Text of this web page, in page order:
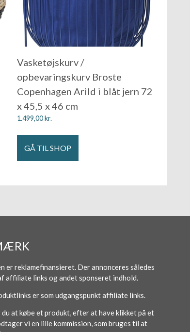
Vasketøjskurv /
opbevaringskurv Broste
Copenhagen Arild i blåt jern 72
x 45,5 x 46 cm
1.499,00kr.
GÅ TIL SHOP
er reklamefinansieret. Der annonceres således
affiliate links og andet sponseret indhold.
er som udgangspunkt affiliate links.
at købe et produkt, efter at have klikket på et
vi en lille kommission, som bruges til at